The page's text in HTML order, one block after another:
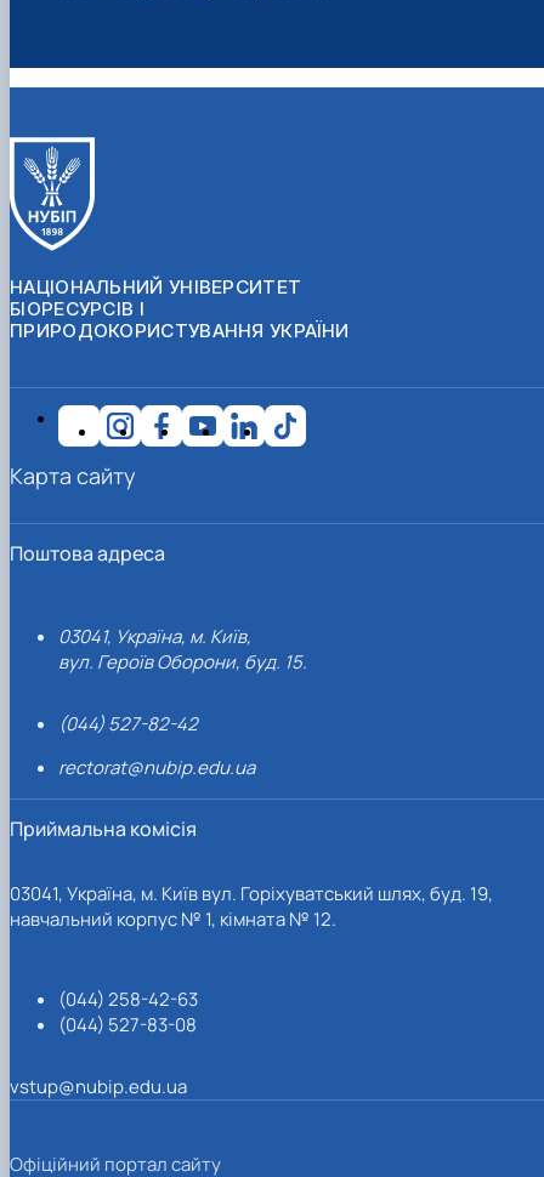
НАЦІОНАЛЬНИЙ УНІВЕРСИТЕТ
БІОРЕСУРСІВ І
ПРИРОДОКОРИСТУВАННЯ УКРАЇНИ
Поштова адреса
03041, Україна, м. Київ,
вул. Героїв Оборони, буд. 15.
(044) 527-82-42
rectorat@nubip.edu.ua
Приймальна комісія
03041, Україна, м. Київ вул. Горіхуватський шлях, буд. 19,
навчальний корпус № 1, кімната № 12.
(044) 258-42-63
(044) 527-83-08
vstup@nubip.edu.ua
Карта сайту
Офіційний портал сайту